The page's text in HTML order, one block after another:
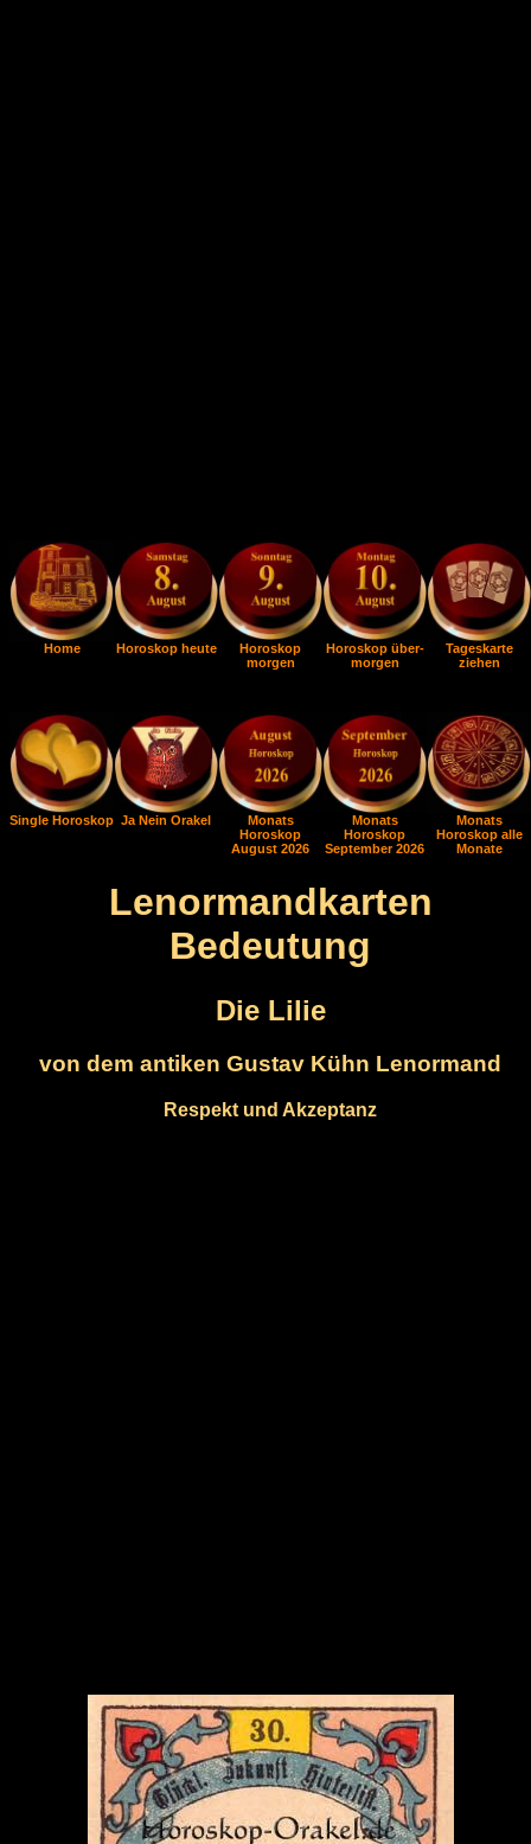
Home Horoskop heute
Horoskop
morgen
Horoskop über-
morgen
Tageskarte
ziehen
Single Horoskop Ja Nein Orakel
Monats
Horoskop
August 2026
Monats
Horoskop
September 2026
Monats
Horoskop alle
Monate
Lenormandkarten
Bedeutung
Die Lilie
von dem antiken Gustav Kühn Lenormand
Respekt und Akzeptanz